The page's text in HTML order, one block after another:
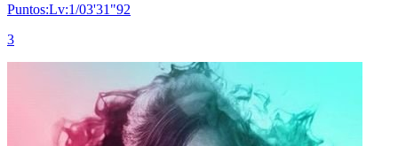
Puntos:Lv:1/03'31"92
3